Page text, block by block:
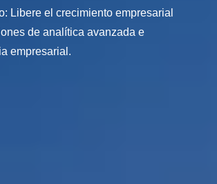
Cliente Marketing y Ventas Precios e
Libere el crecimiento empresarial
de analítica avanzada e
empresarial.